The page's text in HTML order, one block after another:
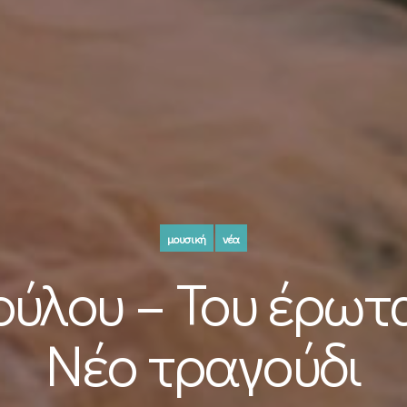
μουσική νέα
– Του
Νέο τραγούδι